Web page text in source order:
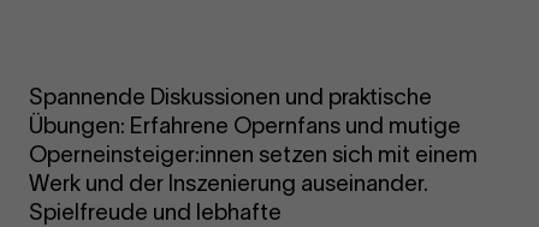
Spannende Diskussionen und praktische
Übungen: Erfahrene Opernfans und mutige
Operneinsteiger:innen setzen sich mit einem
Werk und der Inszenierung auseinander.
Spielfreude und lebhafte